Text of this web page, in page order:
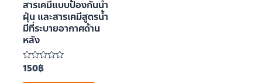
สารเคมีแบบป้องกันน้ำ
ฝุ่น และสารเคมีสูตรน้ำ
มีที่ระบายอากาศด้าน
หลัง
ให้
คะแนน
150฿